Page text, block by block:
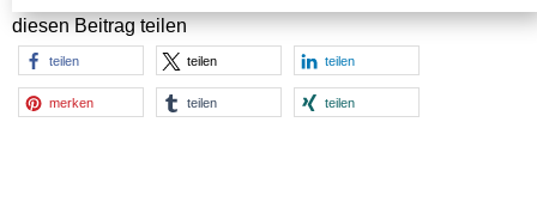
diesen Beitrag teilen
teilen teilen teilen
merken teilen teilen